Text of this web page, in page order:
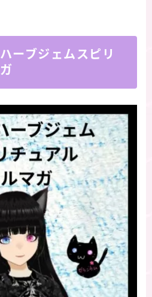
ーブジェムスピリ